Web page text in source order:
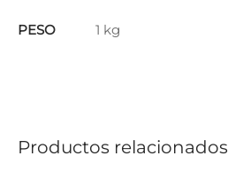
PESO 1 kg
Productos relacionados